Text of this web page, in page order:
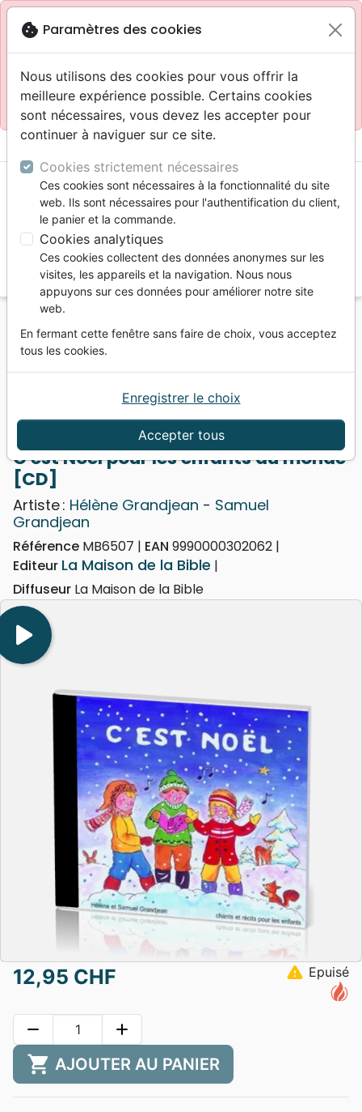
blockSite réservé aux professionnels
Accès pour les professionnels : Se connecter
Site pour le grand public : La Maison de la Bible
menu
Vous ne pouvez pas créer de nouvelle commande
depuis votre pays (United States).
Musique
Noël, Musique de fête
C'est Noël pour les enfants du monde [CD]
C'est Noël pour les enfants du monde
[CD]
Artiste : Hélène Grandjean - Samuel
Grandjean
Référence MB6507 EAN 9990000302062
Editeur La Maison de la Bible
Diffuseur La Maison de la Bible
play_arrow
12,95 CHF warning Epuisé
remove add
shopping_cart AJOUTER AU PANIER
cookie Paramètres des cookies
Nous utilisons des cookies pour vous offrir la
meilleure expérience possible. Certains cookies
sont nécessaires, vous devez les accepter pour
continuer à naviguer sur ce site.
Cookies strictement nécessaires
Ces cookies sont nécessaires à la fonctionnalité du site
web. Ils sont nécessaires pour l'authentification du client,
le panier et la commande.
Cookies analytiques
Ces cookies collectent des données anonymes sur les
visites, les appareils et la navigation. Nous nous
appuyons sur ces données pour améliorer notre site
web.
En fermant cette fenêtre sans faire de choix, vous acceptez
tous les cookies.
Accepter tous
Enregistrer le choix